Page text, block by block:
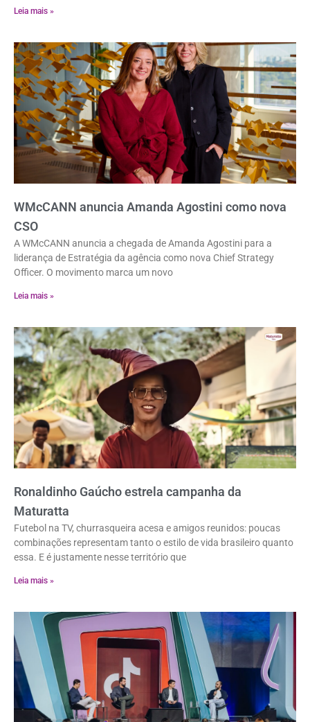
Leia mais »
WMcCANN anuncia Amanda Agostini como nova
CSO
A WMcCANN anuncia a chegada de Amanda Agostini para a
liderança de Estratégia da agência como nova Chief Strategy
Officer. O movimento marca um novo
Leia mais »
Ronaldinho Gaúcho estrela campanha da
Maturatta
Futebol na TV, churrasqueira acesa e amigos reunidos: poucas
combinações representam tanto o estilo de vida brasileiro quanto
essa. E é justamente nesse território que
Leia mais »